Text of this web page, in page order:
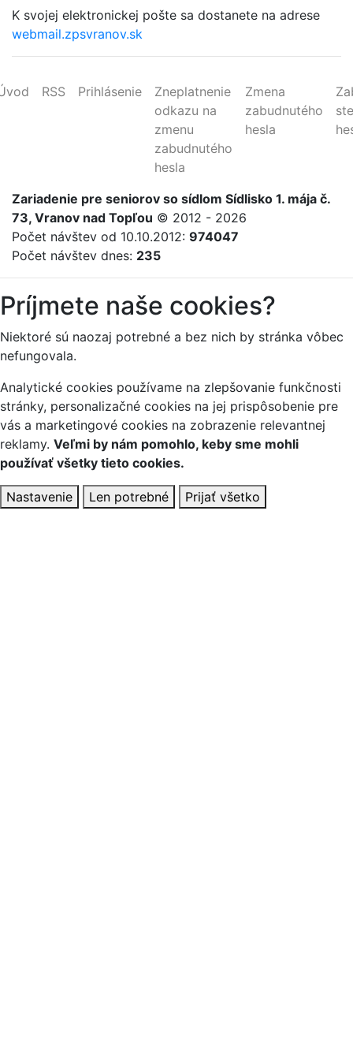
K svojej elektronickej pošte sa dostanete na adrese
webmail.zpsvranov.sk
RSS Prihlásenie
Zneplatnenie
odkazu na
zmenu
zabudnutého
hesla
Zmena
zabudnutého
hesla
ste
Zariadenie pre seniorov so sídlom Sídlisko 1. mája č.
73, Vranov nad Topľou © 2012 - 2026
Počet návštev od 10.10.2012: 974047
Počet návštev dnes: 235
Príjmete naše cookies?
Niektoré sú naozaj potrebné a bez nich by stránka vôbec
nefungovala.
Analytické cookies používame na zlepšovanie funkčnosti
stránky, personalizačné cookies na jej prispôsobenie pre
vás a marketingové cookies na zobrazenie relevantnej
reklamy. Veľmi by nám pomohlo, keby sme mohli
používať všetky tieto cookies.
Nastavenie Len potrebné Prijať všetko